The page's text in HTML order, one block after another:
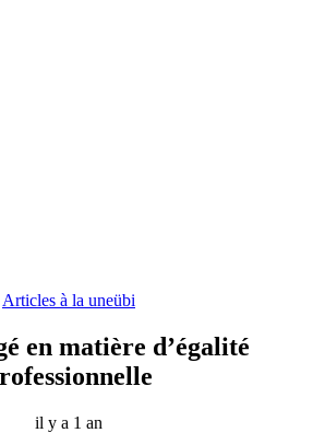
Articles à la uneübi
en matière d’égalité
il y a 1 an